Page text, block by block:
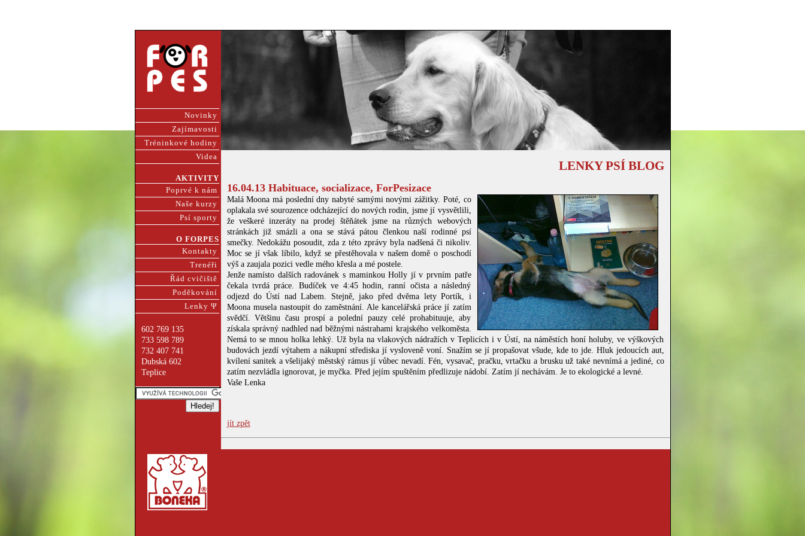
Novinky
Zajímavosti
Tréninkové hodiny
Videa
AKTIVITY
Poprvé k nám
Naše kurzy
Psí sporty
O FORPES
Kontakty
Trenéři
Řád cvičiště
Poděkování
Lenky Ψ
602 769 135
733 598 789
732 407 741
Dubská 602
Teplice
LENKY PSÍ BLOG
16.04.13 Habituace, socializace, ForPesizace
Malá Moona má poslední dny nabyté samými novými zážitky. Poté, co
oplakala své sourozence odcházející do nových rodin, jsme jí vysvětlili,
že veškeré inzeráty na prodej štěňátek jsme na různých webových
stránkách již smázli a ona se stává pátou členkou naší rodinné psí
smečky. Nedokážu posoudit, zda z této zprávy byla nadšená či nikoliv.
Moc se jí však líbilo, když se přestěhovala v našem domě o poschodí
výš a zaujala pozici vedle mého křesla a mé postele.
Jenže namísto dalších radovánek s maminkou Holly jí v prvním patře
čekala tvrdá práce. Budíček ve 4:45 hodin, ranní očista a následný
odjezd do Ústí nad Labem. Stejně, jako před dvěma lety Portík, i
Moona musela nastoupit do zaměstnání. Ale kancelářská práce jí zatím
svědčí. Většinu času prospí a polední pauzy celé prohabituuje, aby
získala správný nadhled nad běžnými nástrahami krajského velkoměsta.
Nemá to se mnou holka lehký. Už byla na vlakových nádražích v Teplicích i v Ústí, na náměstích honí holuby, ve výškových
budovách jezdí výtahem a nákupní střediska jí vysloveně voní. Snažím se jí propašovat všude, kde to jde. Hluk jedoucích aut,
kvílení sanitek a všelijaký městský rámus jí vůbec nevadí. Fén, vysavač, pračku, vrtačku a brusku už také nevnímá a jediné, co
zatím nezvládla ignorovat, je myčka. Před jejím spuštěním předlizuje nádobí. Zatím jí nechávám. Je to ekologické a levné.
Vaše Lenka
jít zpět